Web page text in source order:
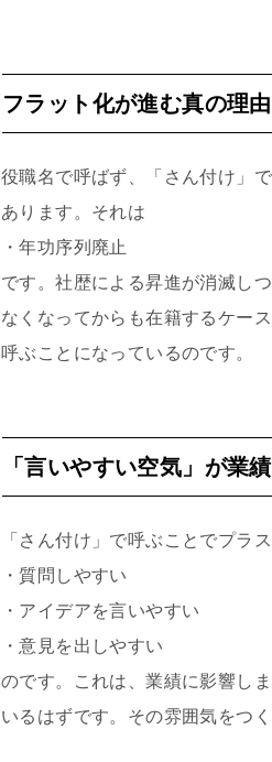
フラット化が進む真の理由
役職名で呼ばず、「さん付け」
あります。それは
・年功序列廃止
です。社歴による昇進が消滅し
なくなってからも在籍するケー
呼ぶことになっているのです。
「言いやすい空気」が業
「さん付け」で呼ぶことでプラ
・質問しやすい
・アイデアを言いやすい
・意見を出しやすい
のです。これは、業績に影響し
いるはずです。その雰囲気をつ